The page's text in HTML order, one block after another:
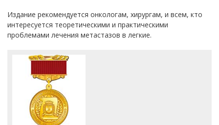
Издание рекомендуется онкологам, хирургам, и всем, кто
интересуется теоретическими и практическими
проблемами лечения метастазов в легкие.